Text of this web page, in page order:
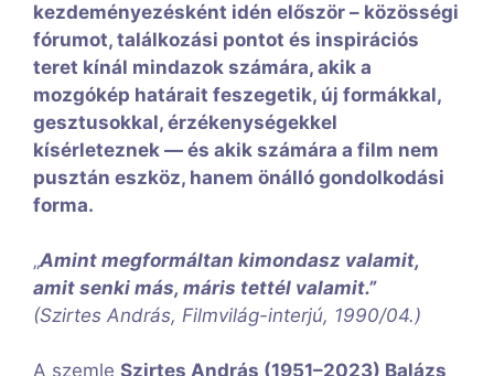
kezdeményezésként idén először – közösségi
fórumot, találkozási pontot és inspirációs
teret kínál mindazok számára, akik a
mozgókép határait feszegetik, új formákkal,
gesztusokkal, érzékenységekkel
kísérleteznek — és akik számára a film nem
pusztán eszköz, hanem önálló gondolkodási
forma.
„Amint megformáltan kimondasz valamit,
amit senki más, máris tettél valamit.”
(Szirtes András, Filmvilág-interjú, 1990/04.)
A szemle Szirtes András (1951–2023) Balázs